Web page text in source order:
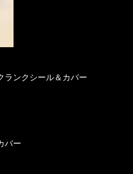
ランクシール＆カバー
バー